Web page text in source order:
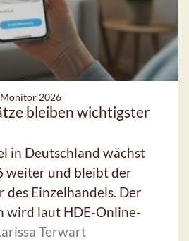
2026
bleiben wichtigster
in Deutschland wächst
weiter und bleibt der
Einzelhandels. Der
wird laut HDE-Online-
Terwart